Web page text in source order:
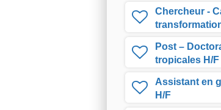
Chercheur -
Post –
tropicales H/F
Assistant en
H/F